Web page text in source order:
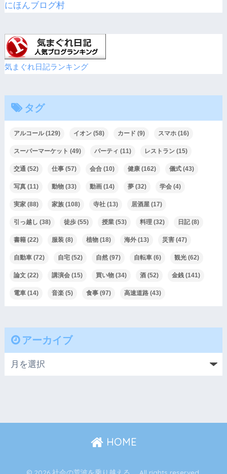
にほんブログ村
気まぐれ日記ランキング
タグ
アルコール(129) イオン(58) カード (9) スマホ(16)
スーパーマーケット (49) パーティ (11) レストラン(15)
交通(52) 仕事(57) 会合(10) 健康(162) 儀式(43)
写真(11) 動物(33) 動画(14) 夢(32) 学会(4)
実家(88) 家族(108) 寺社(13) 居酒屋(17)
引っ越し (38) 徒歩(55) 授業(53) 料理(32) 日記(8)
書籍(22) 服装(8) 植物(18) 海外(13) 災害(47)
自動車(72) 自宅(52) 自然(97) 自転車(6) 観光(62)
論文(22) 講演会(15) 買い物(34) 酒(52) 金銭(141)
電車(14) 音楽(5) 食事(97) 高速道路(43)
アーカイブ
HOME